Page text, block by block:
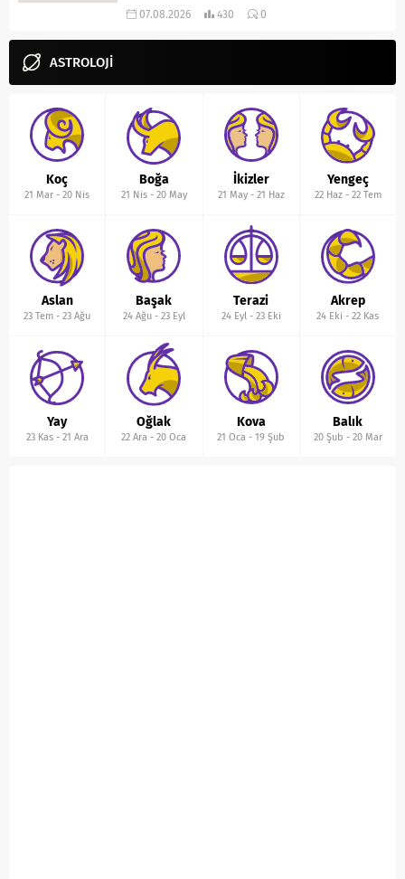
07.08.2026 430 0
ASTROLOJİ
Koç
21 Mar -20 Nis
Boğa
21 Nis- 20 May
İkizler
21 May- 21 Haz
Yengeç
22 Haz- 22 Tem
Aslan
23 Tem -23 Ağu
Başak
24 Ağu- 23 Eyl
Terazi
24 Eyl- 23 Eki
Akrep
24 Eki -22 Kas
Yay
23 Kas- 21 Ara
Oğlak
22 Ara -20 Oca
Kova
21 Oca -19 Şub
Balık
20 Şub - 20 Mar